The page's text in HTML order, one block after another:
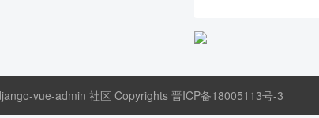
vue-admin 社区 Copyrights 晋ICP备18005113号-3